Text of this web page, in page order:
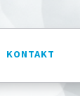
KONTAKT